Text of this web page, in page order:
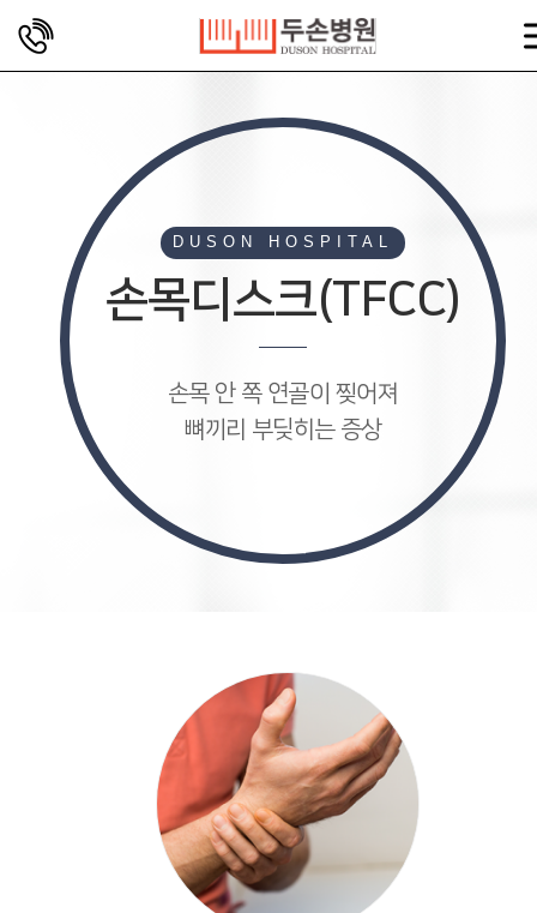
DUSON HOSPITAL
손목디스크(TFCC)
손목 안 쪽 연골이 찢어져
뼈끼리 부딪히는 증상